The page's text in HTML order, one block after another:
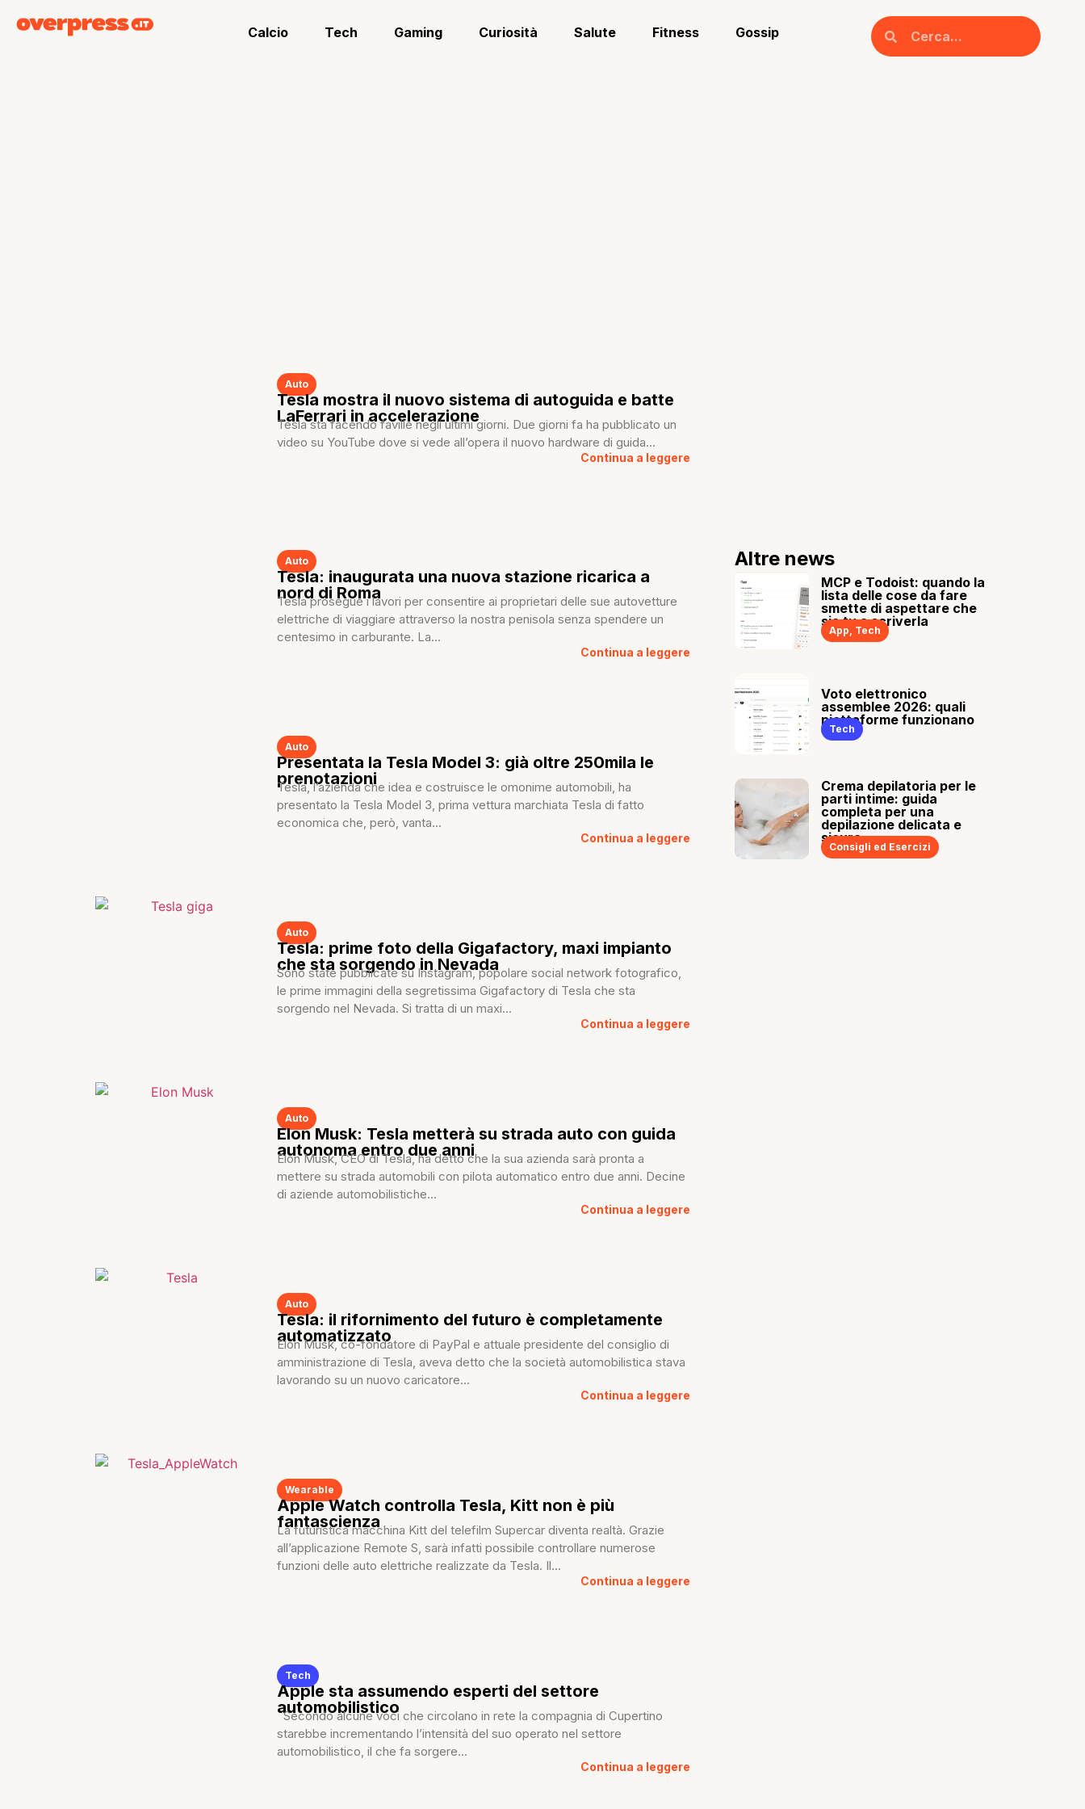
Calcio Tech Gaming Curiosità Salute Fitness Gossip
Auto
Tesla mostra il nuovo sistema di autoguida e batte
LaFerrari in accelerazione
Tesla sta facendo faville negli ultimi giorni. Due giorni fa ha pubblicato un
video su YouTube dove si vede all’opera il nuovo hardware di guida...
Continua a leggere
Auto
Tesla: inaugurata una nuova stazione ricarica a
nord di Roma
Tesla prosegue i lavori per consentire ai proprietari delle sue autovetture
elettriche di viaggiare attraverso la nostra penisola senza spendere un
centesimo in carburante. La...
Continua a leggere
Auto
Presentata la Tesla Model 3: già oltre 250mila le
prenotazioni
Tesla, l’azienda che idea e costruisce le omonime automobili, ha
presentato la Tesla Model 3, prima vettura marchiata Tesla di fatto
economica che, però, vanta...
Continua a leggere
Auto
Tesla: prime foto della Gigafactory, maxi impianto
che sta sorgendo in Nevada
Sono state pubblicate su Instagram, popolare social network fotografico,
le prime immagini della segretissima Gigafactory di Tesla che sta
sorgendo nel Nevada. Si tratta di un maxi...
Continua a leggere
Auto
Elon Musk: Tesla metterà su strada auto con guida
autonoma entro due anni
Elon Musk, CEO di Tesla, ha detto che la sua azienda sarà pronta a
mettere su strada automobili con pilota automatico entro due anni. Decine
di aziende automobilistiche...
Continua a leggere
Auto
Tesla: il rifornimento del futuro è completamente
automatizzato
Elon Musk, co-fondatore di PayPal e attuale presidente del consiglio di
amministrazione di Tesla, aveva detto che la società automobilistica stava
lavorando su un nuovo caricatore...
Continua a leggere
Wearable
Apple Watch controlla Tesla, Kitt non è più
fantascienza
La futuristica macchina Kitt del telefilm Supercar diventa realtà. Grazie
all’applicazione Remote S, sarà infatti possibile controllare numerose
funzioni delle auto elettriche realizzate da Tesla. Il...
Continua a leggere
Tech
Apple sta assumendo esperti del settore
automobilistico
Secondo alcune voci che circolano in rete la compagnia di Cupertino
starebbe incrementando l’intensità del suo operato nel settore
automobilistico, il che fa sorgere...
Continua a leggere
Altre news
MCP e Todoist: quando la
lista delle cose da fare
smette di aspettare che
sia tu a scriverla
App, Tech
Voto elettronico
assemblee 2026: quali
piattaforme funzionano
Tech
Crema depilatoria per le
parti intime: guida
completa per una
depilazione delicata e
sicura
Consigli ed Esercizi